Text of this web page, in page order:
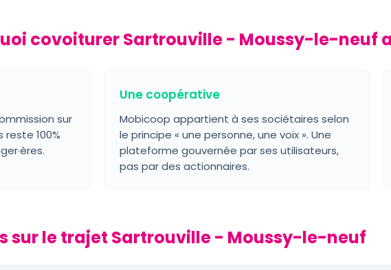
covoiturer Sartrouville - Moussy-le-neuf
sur
100%
Une coopérative
Mobicoop appartient à ses sociétaires selon
le principe « une personne, une voix ». Une
plateforme gouvernée par ses utilisateurs,
pas par des actionnaires.
sur le trajet Sartrouville - Moussy-le-neuf